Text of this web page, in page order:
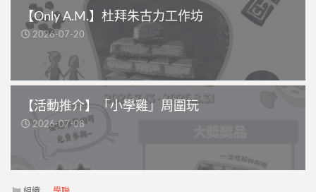
【Only A.M.】杜拜朱古力工作坊
2026-07-20
【活動推介】「小學雞」周圍玩
2026-07-08